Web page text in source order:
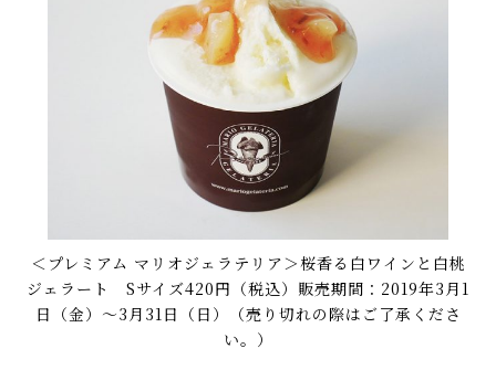
＜プレミアム マリオジェラテリア＞桜香る白ワインと白桃
ジェラート Sサイズ420円（税込）販売期間：2019年3月1
日（金）～3月31日（日）（売り切れの際はご了承くださ
い。）